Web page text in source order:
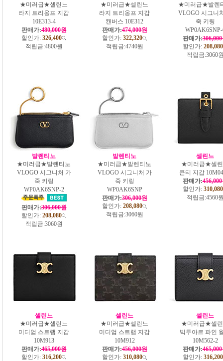
★미러급★셀린느
라지 트리옹프 지갑
10E313-4
판매가:480,000원
할인가: 326,400
적립금:4800원
★미러급★셀린느
라지 트리옹프 지갑
캔버스 10E312
판매가:474,000원
할인가: 322,320
적립금:4740원
★미러급★발렌
VLOGO 시그니
죽 키링
판매가:
할인가: 208,080
적립금:3060
발렌티노
★미러급★발렌티노
VLOGO 시그니처 가
죽 키링
WP0AK6SNP-2
판매가:306,000원
할인가: 208,080
적립금:3060원
발렌티노
★미러급★발렌티노
VLOGO 시그니처 가
죽 키링
WP0AK6SNP
판매가:306,000원
할인가: 208,080
적립금:3060원
셀린느
★미러급★셀
콘티 지갑
판매가:
할인가: 310,080
적립금:4560
셀린느
★미러급★셀린느
미디엄 스트랩 지갑
10M913
판매가:465,000원
할인가: 316,200
셀린느
★미러급★셀린느
미디엄 스트랩 지갑
10M912
판매가:456,000원
할인가: 310,080
셀린느
★미러급★셀
빅투아르 파인
10M562-2
판매가:
할인가: 316,200